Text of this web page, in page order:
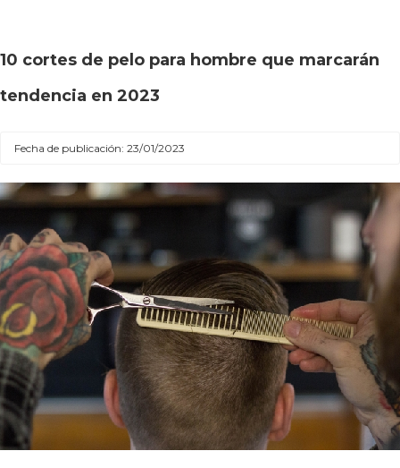
10 cortes de pelo para hombre que marcarán
tendencia en 2023
Fecha de publicación: 23/01/2023